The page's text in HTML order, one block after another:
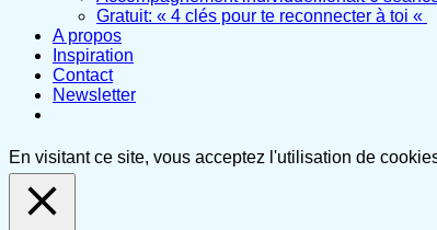
Gratuit: « 4 clés pour te reconnecter à toi «
A propos
Inspiration
Contact
Newsletter
En visitant ce site, vous acceptez l'utilisation de